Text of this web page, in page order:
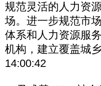
规范灵活的人力资
场。进一步规范市
体系和人力资源服
机构，建立覆盖城
14:00:42